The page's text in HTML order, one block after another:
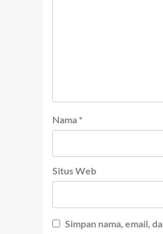
Nama *
Situs Web
Simpan nama, email,